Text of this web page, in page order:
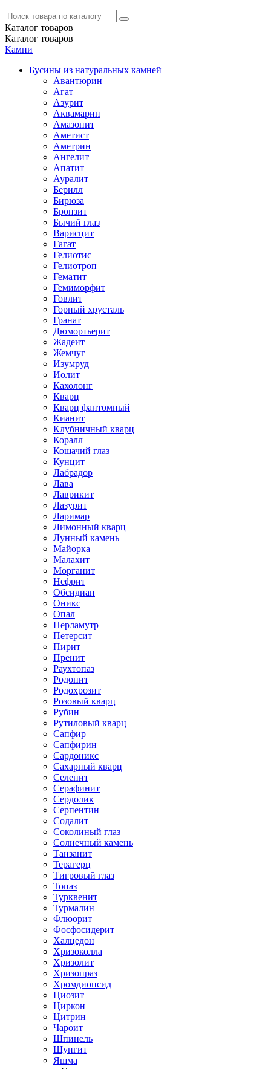
Каталог товаров
Каталог товаров
Камни
Бусины из натуральных камней
Авантюрин
Агат
Азурит
Аквамарин
Амазонит
Аметист
Аметрин
Ангелит
Апатит
Ауралит
Берилл
Бирюза
Бронзит
Бычий глаз
Варисцит
Гагат
Гелиотис
Гелиотроп
Гематит
Гемиморфит
Говлит
Горный хрусталь
Гранат
Дюмортьерит
Жадеит
Жемчуг
Изумруд
Иолит
Кахолонг
Кварц
Кварц фантомный
Кианит
Клубничный кварц
Коралл
Кошачий глаз
Кунцит
Лабрадор
Лава
Лаврикит
Лазурит
Ларимар
Лимонный кварц
Лунный камень
Майорка
Малахит
Морганит
Нефрит
Обсидиан
Оникс
Опал
Перламутр
Петерсит
Пирит
Пренит
Раухтопаз
Родонит
Родохрозит
Розовый кварц
Рубин
Рутиловый кварц
Сапфир
Сапфирин
Сардоникс
Сахарный кварц
Селенит
Серафинит
Сердолик
Серпентин
Содалит
Соколиный глаз
Солнечный камень
Танзанит
Терагерц
Тигровый глаз
Топаз
Турквенит
Турмалин
Флюорит
Фосфосидерит
Халцедон
Хризоколла
Хризолит
Хризопраз
Хромдиопсид
Циозит
Циркон
Цитрин
Чароит
Шпинель
Шунгит
Яшма